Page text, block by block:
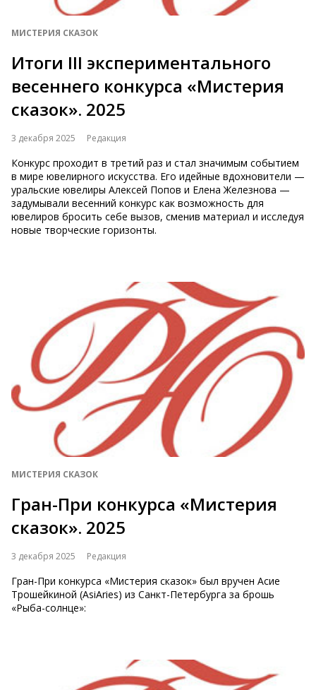
МИСТЕРИЯ СКАЗОК
Итоги III экспериментального
весеннего конкурса «Мистерия
сказок». 2025
3 декабря 2025 Редакция
Конкурс проходит в третий раз и стал значимым событием
в мире ювелирного искусства. Его идейные вдохновители —
уральские ювелиры Алексей Попов и Елена Железнова —
задумывали весенний конкурс как возможность для
ювелиров бросить себе вызов, сменив материал и исследуя
новые творческие горизонты.
МИСТЕРИЯ СКАЗОК
Гран-При конкурса «Мистерия
сказок». 2025
3 декабря 2025 Редакция
Гран-При конкурса «Мистерия сказок» был вручен Асие
Трошейкиной (AsiAries) из Санкт-Петербурга за брошь
«Рыба-солнце»: